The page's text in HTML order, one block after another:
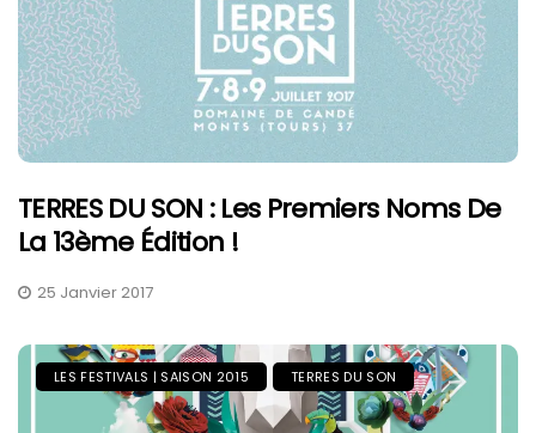
TERRES DU SON : Les Premiers Noms De
La 13ème Édition !
25 Janvier 2017
LES FESTIVALS | SAISON 2015 TERRES DU SON